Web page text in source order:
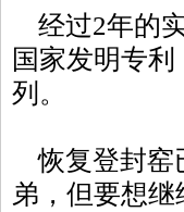
经过2年的
国家发明专
列。
恢复登封窑
弟，但要想